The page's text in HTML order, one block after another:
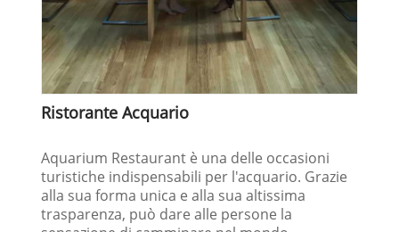
Ristorante Acquario
Aquarium Restaurant è una delle occasioni
turistiche indispensabili per l'acquario. Grazie
alla sua forma unica e alla sua altissima
trasparenza, può dare alle persone la